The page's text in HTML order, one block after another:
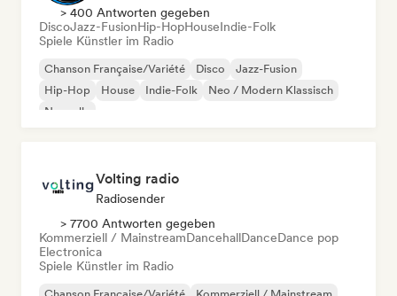
> 400 Antworten gegeben
DiscoJazz-FusionHip-HopHouseIndie-Folk
Spiele Künstler im Radio
Chanson Française/Variété Disco
Jazz-Fusion
Hip-Hop
House Indie-Folk
Neo / Modern Klassisch
Nouvelle
Volting radio
Radiosender
> 7700 Antworten gegeben
Kommerziell / MainstreamDancehallDanceDance pop
Electronica
Spiele Künstler im Radio